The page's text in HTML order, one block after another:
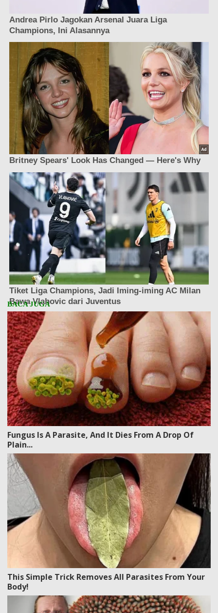
Fungus Is A Parasite, And It Dies From A Drop Of
Plain...
This Simple Trick Removes All Parasites From Your
Body!